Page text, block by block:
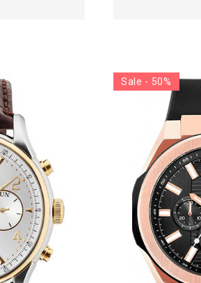
Sale - 50%